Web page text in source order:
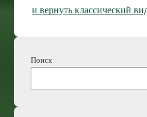
запись
и вернуть классический
Поиск